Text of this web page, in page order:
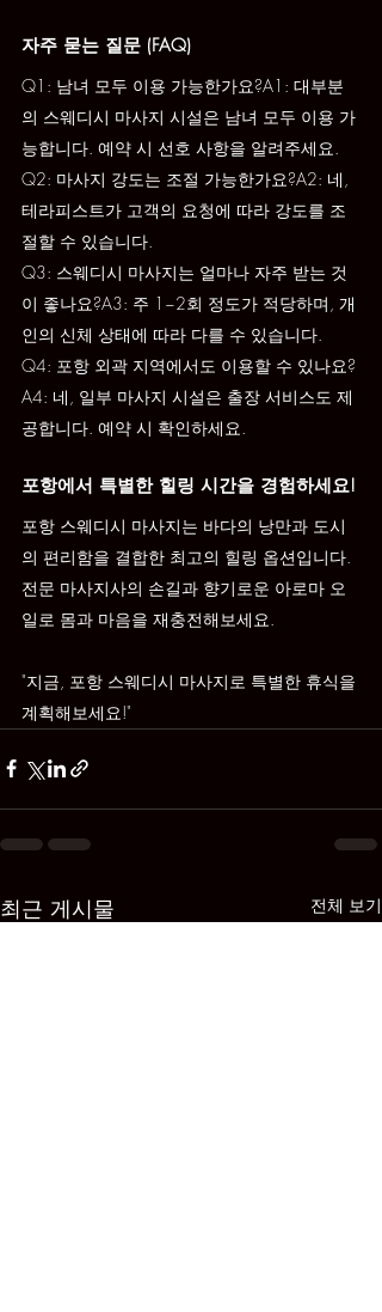
자주 묻는 질문 (FAQ)
Q1: 남녀 모두 이용 가능한가요?A1: 대부분
의 스웨디시 마사지 시설은 남녀 모두 이용 가
능합니다. 예약 시 선호 사항을 알려주세요.
Q2: 마사지 강도는 조절 가능한가요?A2: 네,
테라피스트가 고객의 요청에 따라 강도를 조
절할 수 있습니다.
Q3: 스웨디시 마사지는 얼마나 자주 받는 것
이 좋나요?A3: 주 1~2회 정도가 적당하며, 개
인의 신체 상태에 따라 다를 수 있습니다.
Q4: 포항 외곽 지역에서도 이용할 수 있나요?
A4: 네, 일부 마사지 시설은 출장 서비스도 제
공합니다. 예약 시 확인하세요.
포항에서 특별한 힐링 시간을 경험하세요!
포항 스웨디시 마사지는 바다의 낭만과 도시
의 편리함을 결합한 최고의 힐링 옵션입니다.
전문 마사지사의 손길과 향기로운 아로마 오
일로 몸과 마음을 재충전해보세요.
"지금, 포항 스웨디시 마사지로 특별한 휴식을
계획해보세요!"
최근 게시물 전체 보기